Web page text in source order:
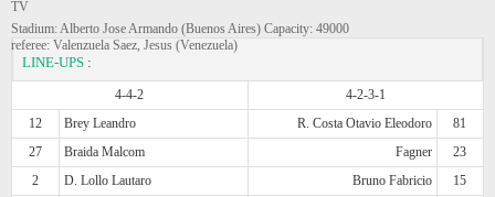
TV
Stadium: Alberto Jose Armando (Buenos Aires) Capacity: 49000
referee: Valenzuela Saez, Jesus (Venezuela)
LINE-UPS :
4-4-2
4-2-3-1
12
Brey Leandro R. Costa Otavio Eleodoro
81
27
Braida Malcom Fagner
23
2
D. Lollo Lautaro Bruno Fabricio
15